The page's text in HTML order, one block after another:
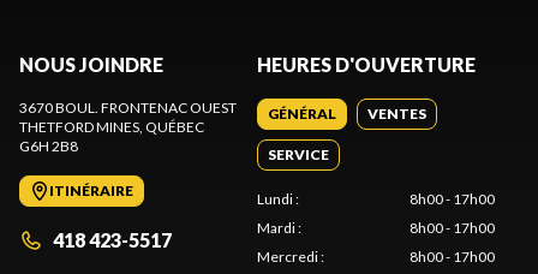
NOUS JOINDRE
3670 BOUL. FRONTENAC OUEST
THETFORD MINES , QUÉBEC
G6H 2B8
ITINÉRAIRE
418 423-5517
HEURES D'OUVERTURE
GÉNÉRAL VENTES
SERVICE
Lundi:
8h00 - 17h00
Mardi:
8h00 - 17h00
Mercredi:
8h00 - 17h00